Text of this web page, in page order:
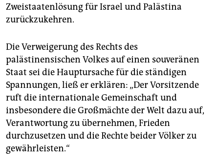
Zweistaatenlösung für Israel und Palästina
zurückzukehren.
Die Verweigerung des Rechts des
palästinensischen Volkes auf einen souveränen
Staat sei die Hauptursache für die ständigen
Spannungen, ließ er erklären: „Der Vorsitzende
ruft die internationale Gemeinschaft und
insbesondere die Großmächte der Welt dazu auf,
Verantwortung zu übernehmen, Frieden
durchzusetzen und die Rechte beider Völker zu
gewährleisten.“